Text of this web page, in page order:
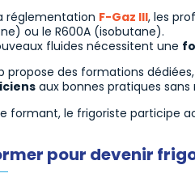
réglementation F-Gaz III, les
ou le R600A (isobutane).
fluides nécessitent une
propose des formations
aux bonnes pratiques
formant, le frigoriste participe
pour devenir